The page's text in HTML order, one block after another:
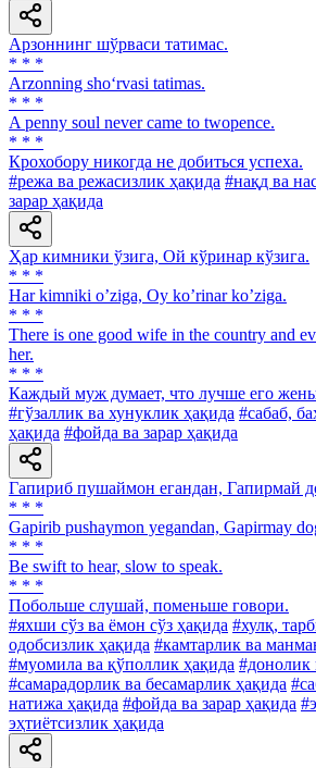
Арзоннинг шўрваси татимас.
* * *
Arzonning sho‘rvasi tatimas.
* * *
A penny soul never came to twopence.
* * *
Крохобору никогда не добиться успеха.
#режа ва режасизлик ҳақида #нақд ва
зарар ҳақида
Ҳар кимники ўзига, Ой кўринар кўзига.
* * *
Har kimniki oʼziga, Oy koʼrinar koʼziga.
* * *
There is one good wife in the country and
her.
* * *
Каждый муж думает, что лучше его
#гўзаллик ва хунуклик ҳақида #сабаб,
ҳақида #фойда ва зарар ҳақида
Гапириб пушаймон егандан, Гапирмай
* * *
Gapirib pushaymon yegandan, Gapirmay
* * *
Be swift to hear, slow to speak.
* * *
Побольше слушай, поменьше говори.
#яхши сўз ва ёмон сўз ҳақида #хулқ,
одобсизлик ҳақида #камтарлик ва
#муомила ва қўполлик ҳақида #донолик
#самарадорлик ва бесамарлик ҳақида
натижа ҳақида #фойда ва зарар ҳақида
эҳтиётсизлик ҳақида